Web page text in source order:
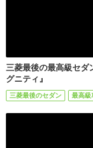
三菱最後の最高級セダ
グニティ』
三菱最後のセダン 最高級